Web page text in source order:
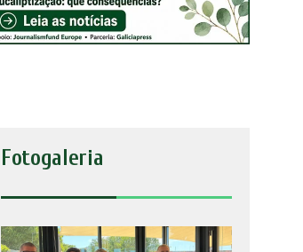
Fotogaleria